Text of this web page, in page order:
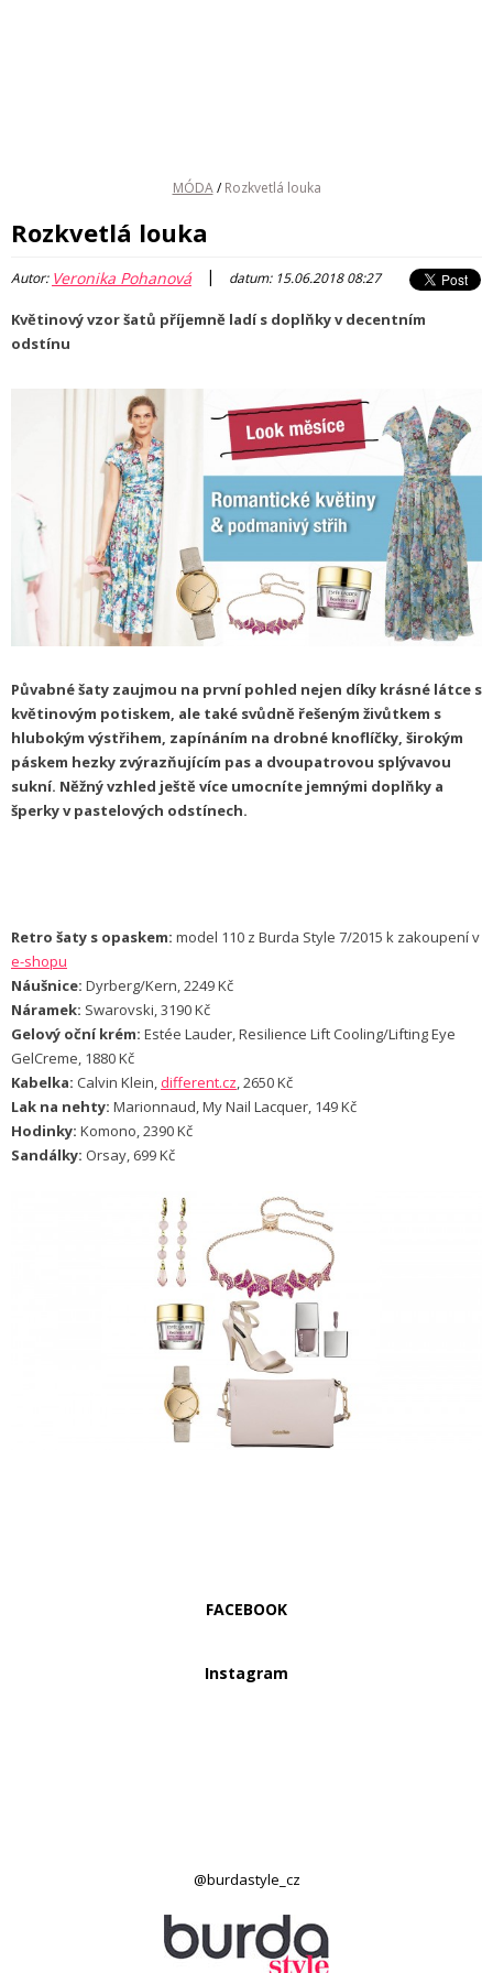
MÓDA / Rozkvetlá louka
Rozkvetlá louka
Autor: Veronika Pohanová | datum: 15.06.2018 08:27
Květinový vzor šatů příjemně ladí s doplňky v decentním
odstínu
Půvabné šaty zaujmou na první pohled nejen díky krásné látce s
květinovým potiskem, ale také svůdně řešeným živůtkem s
hlubokým výstřihem, zapínáním na drobné knoflíčky, širokým
páskem hezky zvýrazňujícím pas a dvoupatrovou splývavou
sukní. Něžný vzhled ještě více umocníte jemnými doplňky a
šperky v pastelových odstínech.
Retro šaty s opaskem: model 110 z Burda Style 7/2015 k zakoupení v
e-shopu
Náušnice: Dyrberg/Kern, 2249 Kč
Náramek: Swarovski, 3190 Kč
Gelový oční krém: Estée Lauder, Resilience Lift Cooling/Lifting Eye
GelCreme, 1880 Kč
Kabelka: Calvin Klein,different.cz, 2650 Kč
Lak na nehty: Marionnaud, My Nail Lacquer, 149 Kč
Hodinky: Komono, 2390 Kč
Sandálky: Orsay, 699 Kč
FACEBOOK
Instagram
@burdastyle_cz